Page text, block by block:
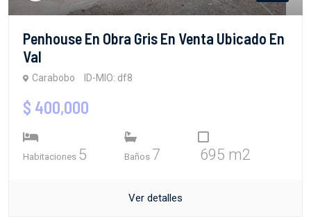
Penhouse En Obra Gris En Venta Ubicado En
Val
Carabobo ID-MIO: df8
$ 400,000
Habitaciones 5 Baños 7 695 m2
Ver detalles